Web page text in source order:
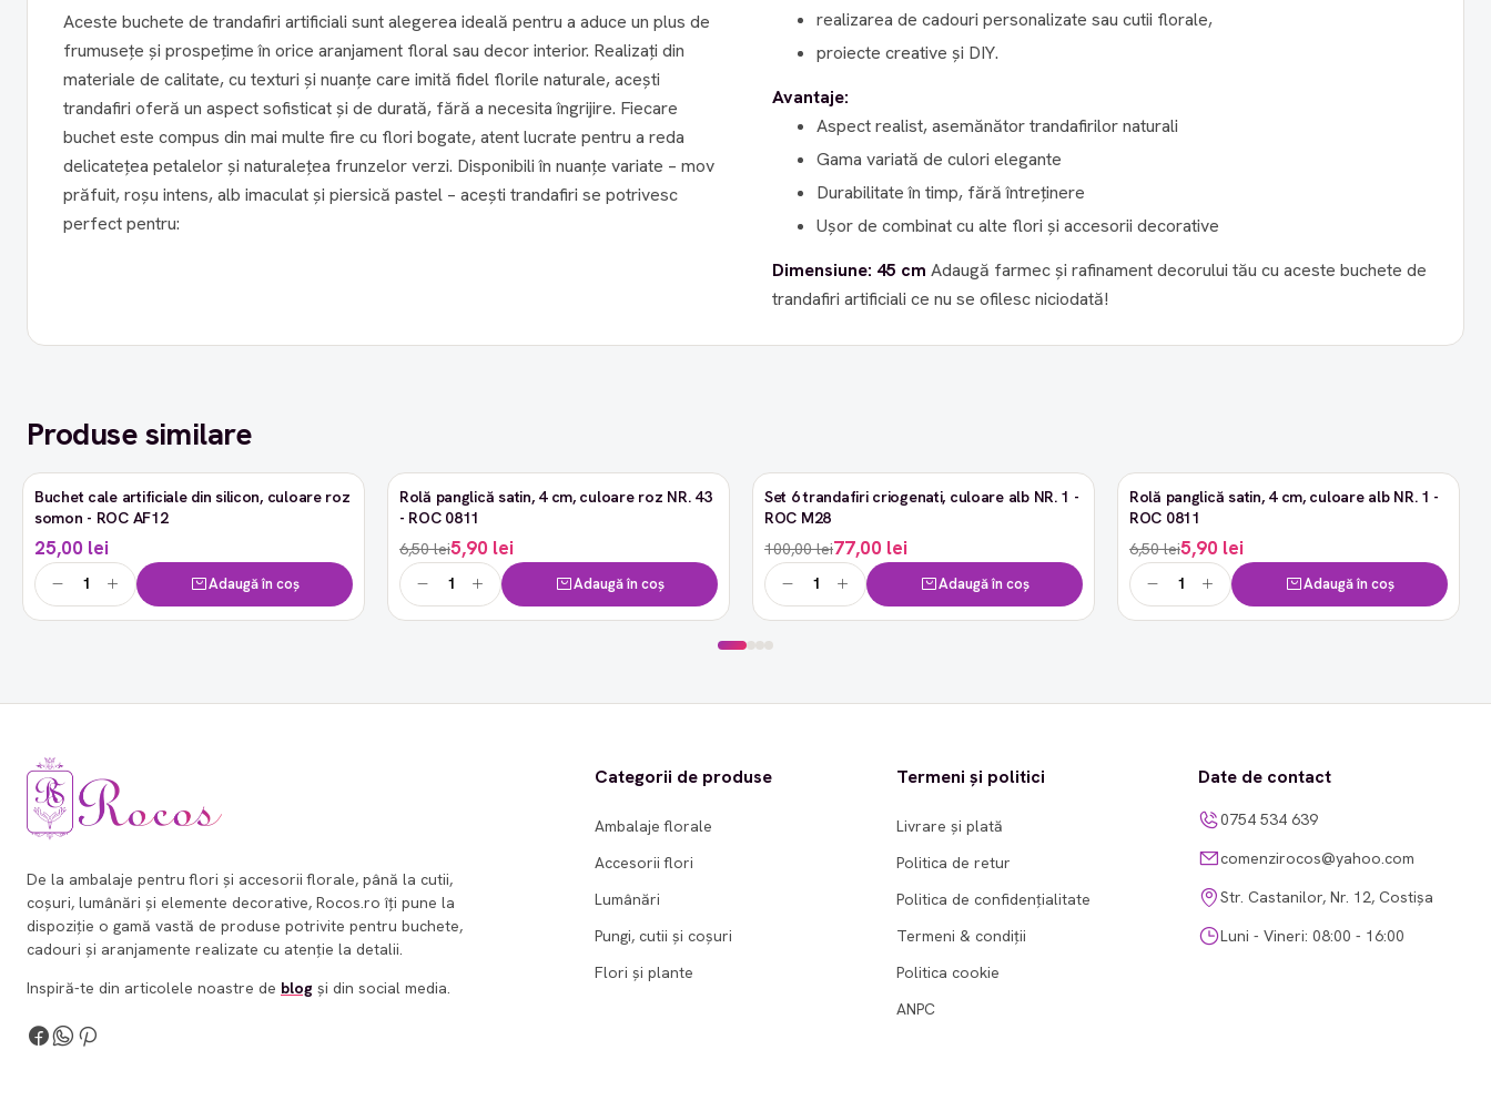
Aceste buchete de trandafiri artificiali sunt alegerea ideală pentru a aduce un plus de
frumusețe și prospețime în orice aranjament floral sau decor interior. Realizați din
materiale de calitate, cu texturi și nuanțe care imită fidel florile naturale, acești
trandafiri oferă un aspect sofisticat și de durată, fără a necesita îngrijire. Fiecare
buchet este compus din mai multe fire cu flori bogate, atent lucrate pentru a reda
delicatețea petalelor și naturalețea frunzelor verzi. Disponibili în nuanțe variate – mov
prăfuit, roșu intens, alb imaculat și piersică pastel – acești trandafiri se potrivesc
perfect pentru:
realizarea de cadouri personalizate sau cutii florale,
proiecte creative și DIY.
Avantaje:
Aspect realist, asemănător trandafirilor naturali
Gama variată de culori elegante
Durabilitate în timp, fără întreținere
Ușor de combinat cu alte flori și accesorii decorative
Dimensiune: 45 cm
trandafiri artificiali ce nu se ofilesc niciodată!
Produse similare
Buchet cale artificiale din silicon, culoare roz
somon - ROC AF12
25,00 lei
Adaugă în coș
-9%
Rolă panglică satin, 4 cm, culoare roz NR. 43
- ROC 0811
6,50 lei5,90 lei
Adaugă în coș
-23%
Set 6 trandafiri criogenati, culoare alb NR. 1 -
ROC M28
100,00 lei77,00 lei
Adaugă în coș
-9%
Rolă panglică satin, 4 cm, culoare alb NR. 1 -
ROC 0811
6,50 lei5,90 lei
Adaugă în coș
De la ambalaje pentru flori și accesorii florale, până la cutii,
coșuri, lumânări și elemente decorative, Rocos.ro îți pune la
dispoziție o gamă vastă de produse potrivite pentru buchete,
cadouri și aranjamente realizate cu atenție la detalii.
Inspiră-te din articolele noastre de blog și din social media.
Categorii de produse
Ambalaje florale
Accesorii flori
Lumânări
Pungi, cutii și coșuri
Flori și plante
Termeni și politici
Livrare și plată
Politica de retur
Politica de confidențialitate
Termeni & condiții
Politica cookie
ANPC
Date de contact
0754 534 639
comenzirocos@yahoo.com
Str. Castanilor, Nr. 12, Costișa
Luni - Vineri: 08:00 - 16:00